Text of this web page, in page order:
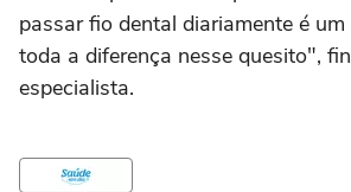
passar fio dental diariamente é
toda a diferença nesse quesito",
especialista.